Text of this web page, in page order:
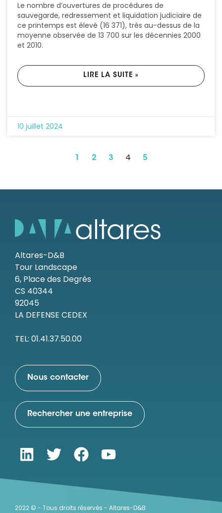
Le nombre d’ouvertures de procédures de
sauvegarde, redressement et liquidation judiciaire de
ce printemps est élevé (16 371), très au-dessus de la
moyenne observée de 13 700 sur les décennies 2000
et 2010.
LIRE LA SUITE »
10 juillet 2024
2 3 4 5
Altares-D&B
Tour Landscape
6, Place des Degrés
CS 40344
92045
LA DEFENSE CEDEX
TEL: 01.41.37.50.00
Nous contacter
Rechercher une entreprise
2022 © - Tous droits réservés - Altares-D&B